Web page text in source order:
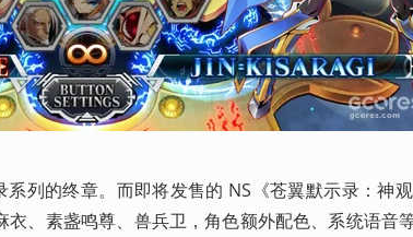
系列的终章。而即将发售的 NS《苍翼默示录：神
、素盏鸣尊、兽兵卫，角色额外配色、系统语音